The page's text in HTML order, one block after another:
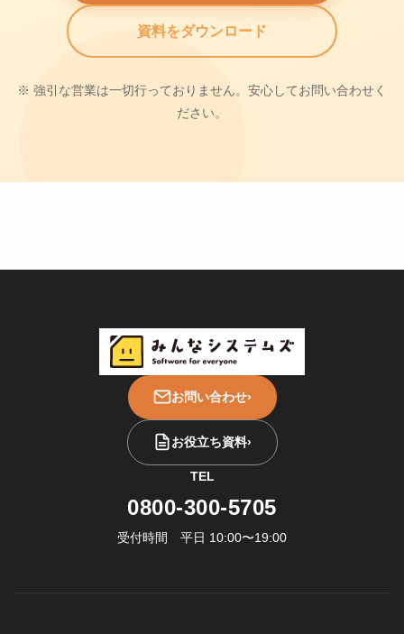
資料をダウンロード
※ 強引な営業は一切行っておりません。安心してお問い合わせく
ださい。
お問い合わせ›
お役立ち資料›
TEL
0800-300-5705
受付時間 平日 10:00〜19:00